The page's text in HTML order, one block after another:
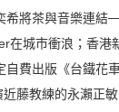
希將茶與音樂連
在城市衝浪；香
費出版《台鐵花
近藤教練的永瀨正